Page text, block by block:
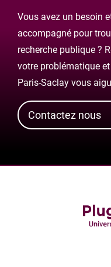
Vous avez un besoin
accompagné pour
recherche publique ?
votre problématique
Paris-Saclay vous
Contactez nous